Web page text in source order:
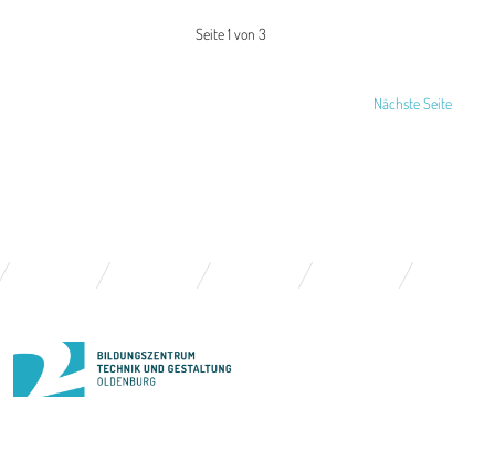
Seite 1 von 3
Nächste Seite